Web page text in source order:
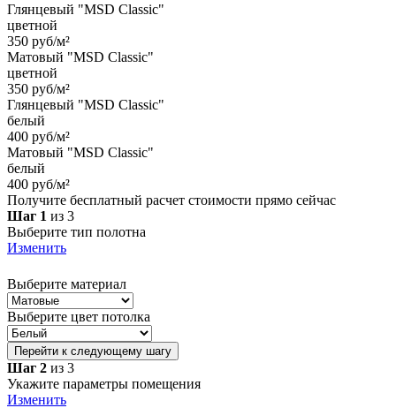
Глянцевый "MSD Classic"
цветной
350 руб/м²
Матовый "MSD Classic"
цветной
350 руб/м²
Глянцевый "MSD Classic"
белый
400 руб/м²
Матовый "MSD Classic"
белый
400 руб/м²
Получите бесплатный расчет стоимости прямо сейчас
Шаг 1 из 3
Выберите тип полотна
Изменить
Выберите материал
Выберите цвет потолка
Перейти к следующему шагу
Шаг 2 из 3
Укажите параметры помещения
Изменить